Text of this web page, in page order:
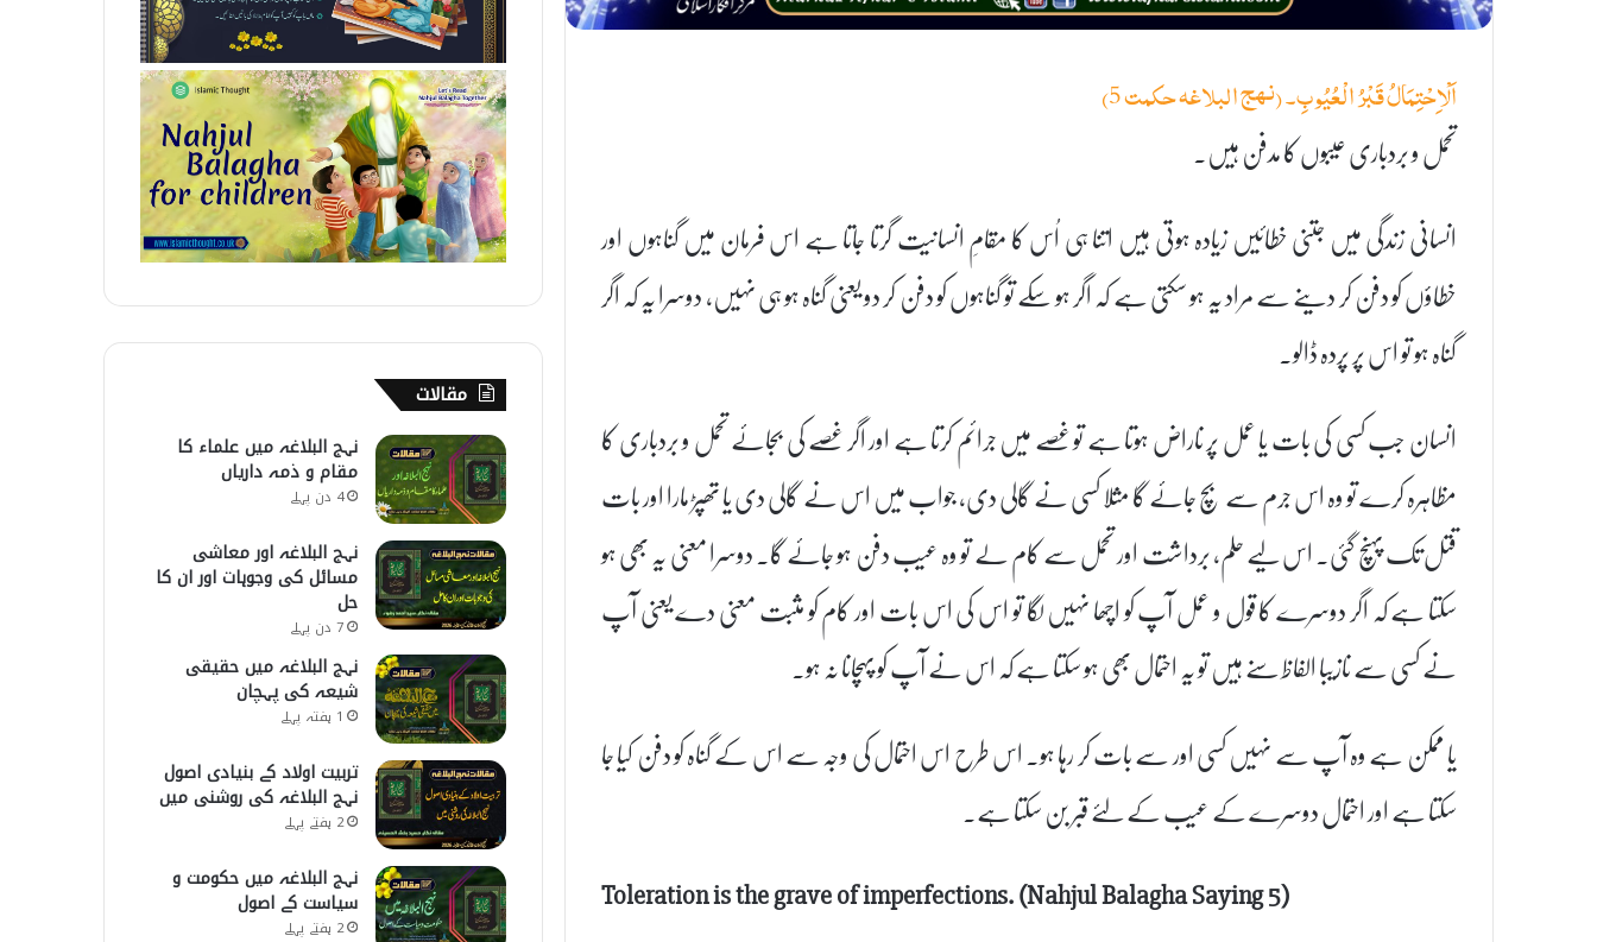
اَلْاِحْتِمَالُ قَبْرُ الْعُيُوبِ۔ (نہج البلاغہ حکمت 5)
تحمل و بردباری عیبوں کا مدفن ہیں۔
انسانی زندگی میں جتنی خطائیں زیادہ ہوتی ہیں اتنا ہی اُس کا مقامِ انسانیت گرتا جاتا ہے اس فرمان میں گناہوں اور
خطاؤں کو دفن کر دینے سے مراد یہ ہو سکتی ہے کہ اگر ہو سکے تو گناہوں کو دفن کر دو یعنی گناہ ہو ہی نہیں، دوسرا یہ کہ اگر
گناہ ہو تو اس پر پردہ ڈالو۔
انسان جب کسی کی بات یا عمل پر ناراض ہوتا ہے تو غصے میں جرائم کرتا ہے اور اگر غصے کی بجائے تحمل و بردباری کا
مظاہرہ کرے تو وہ اس جرم سے بچ جائے گا مثلا کسی نے گالی دی، جواب میں اس نے گالی دی یا تھپڑ مارا اور بات
قتل تک پہنچ گئی۔ اس لیے حلم، برداشت اور تحمل سے کام لے تو وہ عیب دفن ہو جائے گا۔ دوسرا معنی یہ بھی ہو
سکتا ہے کہ اگر دوسرے کا قول و عمل آپ کو اچھا نہیں لگا تو اس کی اس بات اور کام کو مثبت معنی دے یعنی آپ
نے کسی سے نازیبا الفاظ سنے ہیں تو یہ احتمال بھی ہو سکتا ہے کہ اس نے آپ کو پہچانا نہ ہو۔
یا ممکن ہے وہ آپ سے نہیں کسی اور سے بات کر رہا ہو۔ اس طرح اس احتمال کی وجہ سے اس کے گناہ کو دفن کیا جا
سکتا ہے اور احتمال دوسرے کے عیب کے لئے قبر بن سکتا ہے۔
Toleration is the grave of imperfections. (Nahjul Balagha Saying 5)
مقالات
نہج البلاغہ میں علماء کا
مقام و ذمہ داریاں
4 دن پہلے
نہج البلاغہ اور معاشی
مسائل کی وجوہات اور ان کا
حل
7 دن پہلے
نہج البلاغہ میں حقیقی
شیعہ کی پہچان
1 ہفتہ پہلے
تربیت اولاد کے بنیادی اصول
نہج البلاغہ کی روشنی میں
2 ہفتے پہلے
نہج البلاغہ میں حکومت و
سیاست کے اصول
2 ہفتے پہلے